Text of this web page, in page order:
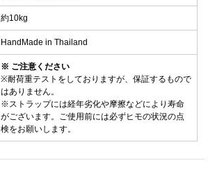
約10kg
HandMade in Thailand
※ ご注意ください
※耐荷重テストをしておりますが、保証するもので
はありません。
※ストラップには経年劣化や摩擦などにより寿命
がございます。ご使用前には必ずヒモの状況の点
検をお願いします。